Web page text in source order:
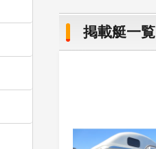
掲載艇一覧